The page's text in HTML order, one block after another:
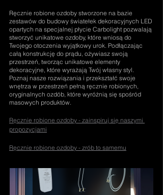
Ręcznie robione ozdoby stworzone na bazie
zestawów do budowy światełek dekoracyjnych LED
opartych na specjalnej płycie Carbolight pozwalają
stworzyć unikatowe ozdoby, które wniosą do
Twojego otoczenia wyjątkowy urok. Podłączając
całą konstrukcję do prądu, ożywiasz swoją
przestrzeń, tworząc unikatowe elementy
dekoracyjne, które wyrażają Twój własny styl.
Poznaj nasze rozwiązania i przekształć swoje
wnętrza w przestrzeń pełną ręcznie robionych,
oryginalnych ozdób, które wyróżnią się spośród
masowych produktów.
Ręcznie robione ozdoby - zainspiruj się naszymi
propozycjami
Ręcznie robione ozdoby - zrób to samemu